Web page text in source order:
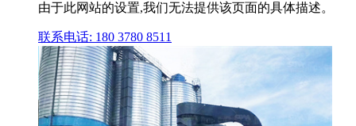
由于此网站的设置,我们无法提供该页面的具体描述。
联系电话: 180 3780 8511